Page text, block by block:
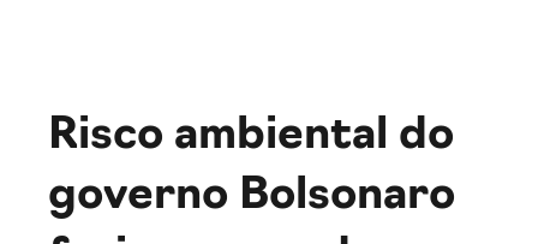
Risco ambiental do
governo Bolsonaro